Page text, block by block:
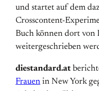
und startet auf dem
Crosscontent-
Buch können dort von
weitergeschrieben
diestandard.at
Frauen in New York